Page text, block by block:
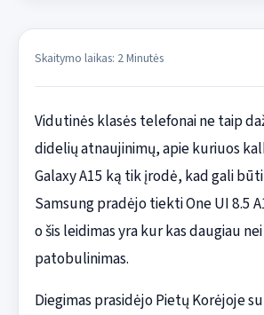
Skaitymo laikas: 2 Minutės
Vidutinės klasės telefonai ne taip
didelių atnaujinimų, apie kuriuos
Galaxy A15 ką tik įrodė, kad gali
Samsung pradėjo tiekti One UI 8.5
o šis leidimas yra kur kas daugiau
patobulinimas.
Diegimas prasidėjo Pietų Korėjoje